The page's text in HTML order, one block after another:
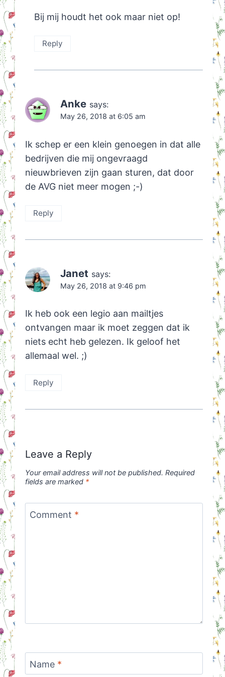
Bij mij houdt het ook maar niet op!
Reply
Anke says:
May 26, 2018 at 6:05 am
Ik schep er een klein genoegen in dat alle
bedrijven die mij ongevraagd
nieuwbrieven zijn gaan sturen, dat door
de AVG niet meer mogen ;-)
Reply
Janet says:
May 26, 2018 at 9:46 pm
Ik heb ook een legio aan mailtjes
ontvangen maar ik moet zeggen dat ik
niets echt heb gelezen. Ik geloof het
allemaal wel. ;)
Reply
Leave a Reply
Your email address will not be published. Required
fields are marked *
Comment *
Name *